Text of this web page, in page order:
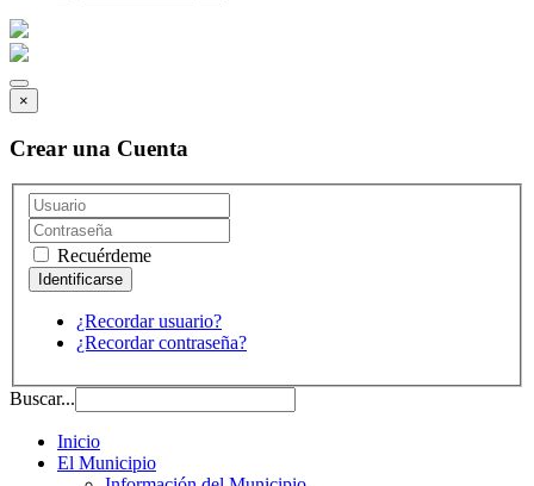
×
Crear una Cuenta
Recuérdeme
¿Recordar usuario?
¿Recordar contraseña?
Buscar...
Inicio
El Municipio